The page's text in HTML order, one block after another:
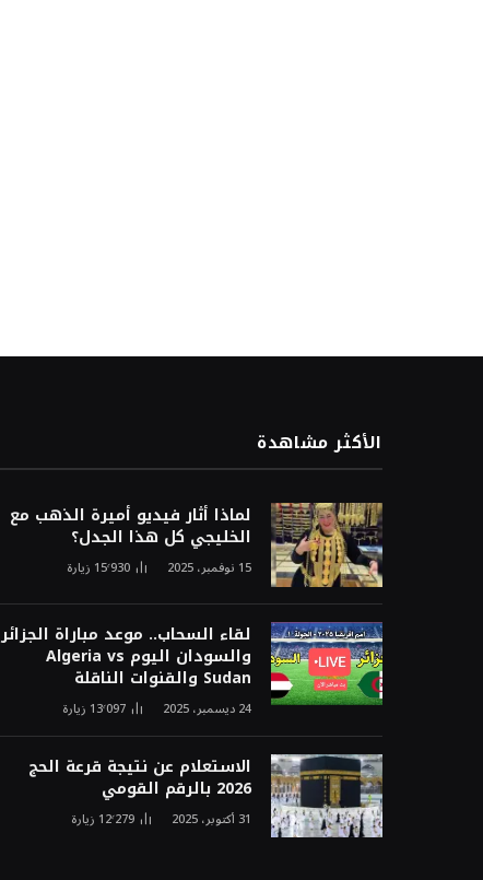
الأكثر مشاهدة
لماذا أثار فيديو أميرة الذهب مع
الخليجي كل هذا الجدل؟
15 نوفمبر، 2025 15٬930 زيارة
لقاء السحاب.. موعد مباراة الجزائر
والسودان اليوم Algeria vs
Sudan والقنوات الناقلة
24 ديسمبر، 2025 13٬097 زيارة
الاستعلام عن نتيجة قرعة الحج
2026 بالرقم القومي
31 أكتوبر، 2025 12٬279 زيارة